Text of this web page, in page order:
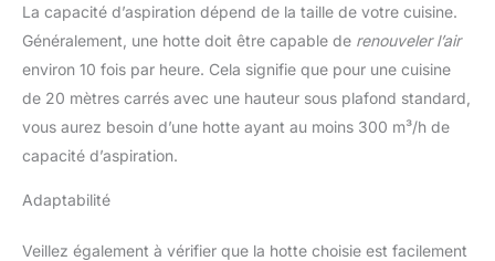
La capacité d’aspiration dépend de la taille de votre cuisine.
Généralement, une hotte doit être capable de renouveler l’air
environ 10 fois par heure. Cela signifie que pour une cuisine
de 20 mètres carrés avec une hauteur sous plafond standard,
vous aurez besoin d’une hotte ayant au moins 300 m³/h de
capacité d’aspiration.
Adaptabilité
Veillez également à vérifier que la hotte choisie est facilement